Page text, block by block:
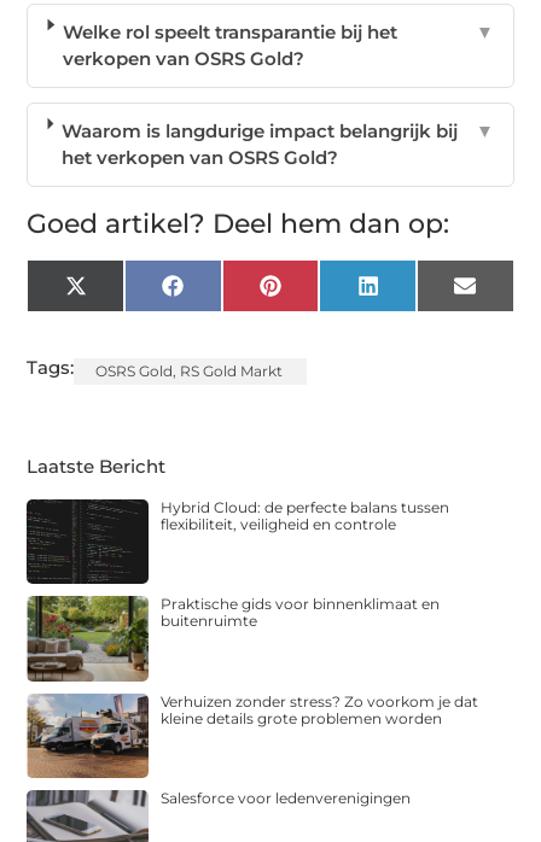
Welke rol speelt transparantie bij het
verkopen van OSRS Gold?
▼
Waarom is langdurige impact belangrijk bij
het verkopen van OSRS Gold?
▼
Goed artikel? Deel hem dan op:
X
(Twitter)
FacebookPinterest LinkedIn Email
Tags: OSRS Gold RS Gold Markt
Laatste Bericht
Hybrid Cloud: de perfecte balans tussen
flexibiliteit, veiligheid en controle
Praktische gids voor binnenklimaat en
buitenruimte
Verhuizen zonder stress? Zo voorkom je dat
kleine details grote problemen worden
Salesforce voor ledenverenigingen